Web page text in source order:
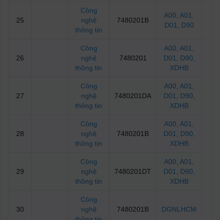
25
Công
nghệ
thông tin
7480201B
A00 , A01
D01
, D90
26
Công
nghệ
thông tin
7480201
A00 , A01
D01
, D90
XDHB
27
Công
nghệ
thông tin
7480201DA
A00 , A01
D01
, D90
XDHB
28
Công
nghệ
thông tin
7480201B
A00 , A01
D01
, D90
XDHB
29
Công
nghệ
thông tin
7480201DT
A00 , A01
D01
, D90
XDHB
30
Công
nghệ
7480201B DGNLHCM